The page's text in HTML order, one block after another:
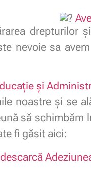
drepturilor
nevoie sa
și
noastre şi se
să schimbăm
fi găsit aici:
descarcă